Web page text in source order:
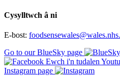
Cysylltwch â ni
E-bost:
Go to our BlueSky page
Ewch i'n tudalen
Instagram page